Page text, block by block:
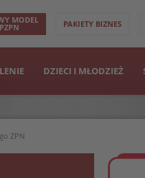
MODEL PAKIETY BIZNES
DZIECI I MŁODZIEŻ
ZPN